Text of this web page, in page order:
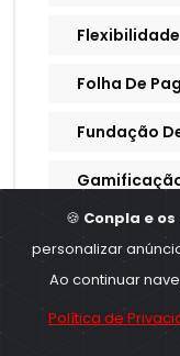
Folha De
Fundação
GFIP
Governo
🍪 Conpla e
personalizar
Ao continuar
Política de